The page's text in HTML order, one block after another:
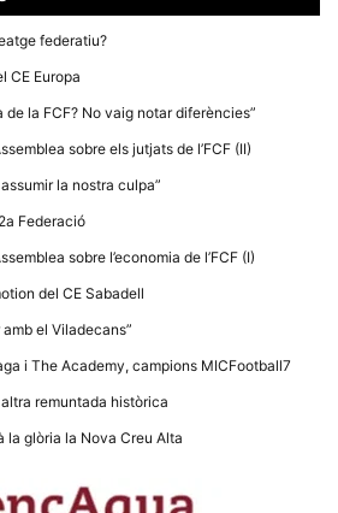
federatiu?
CE Europa
de la FCF? No vaig notar diferències”
sobre els jutjats de l’FCF (II)
la nostra culpa”
Federació
sobre l’economia de l’FCF (I)
del CE Sabadell
amb el Viladecans”
i The Academy, campions MICFootball7
remuntada històrica
la glòria la Nova Creu Alta